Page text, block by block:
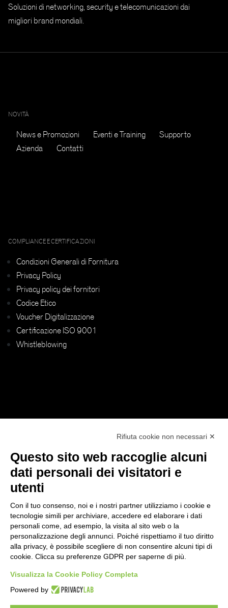
Soluzioni di networking, security e telecomunicazioni dai
migliori brand mondiali.
NOVITÀ
News e Promozioni Eventi e Training
Supporto
Azienda
Contatti
COMPLIANCE E CERTIFICAZIONI
Condizioni Generali di Fornitura
Privacy Policy
Privacy policy dei fornitori
Codice Etico
Voucher Digitalizzazione
Certificazione ISO 9001
Whistleblowing
Facebook Linkedin
LE NOSTRE DIVISIONI
Security
Telecom
Brand distribuiti
Rifiuta cookie non necessari ✕
Questo sito web raccoglie alcuni
dati personali dei visitatori e
utenti
Con il tuo consenso, noi e i nostri partner utilizziamo i cookie e
tecnologie simili per archiviare, accedere ed elaborare i dati
personali come, ad esempio, la visita al sito web o la
personalizzazione degli annunci. Poiché rispettiamo il tuo diritto
alla privacy, è possibile scegliere di non consentire alcuni tipi di
cookie. Clicca su preferenze GDPR per saperne di più.
Visualizza la Cookie Policy Completa
Powered by